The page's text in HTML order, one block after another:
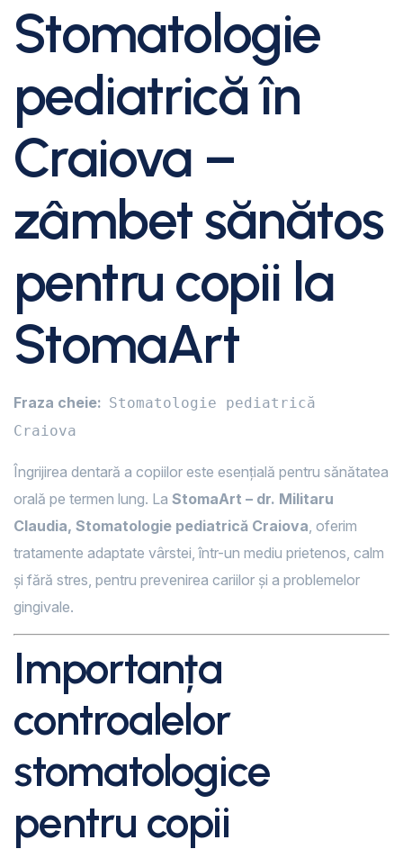
Stomatologie
pediatrică în
Craiova –
zâmbet sănătos
pentru copii la
StomaArt
Fraza cheie: Stomatologie pediatrică
Craiova
Îngrijirea dentară a copiilor este esențială pentru sănătatea
orală pe termen lung. La StomaArt – dr. Militaru
Claudia, Stomatologie pediatrică Craiova, oferim
tratamente adaptate vârstei, într-un mediu prietenos, calm
și fără stres, pentru prevenirea cariilor și a problemelor
gingivale.
Importanța
controalelor
stomatologice
pentru copii